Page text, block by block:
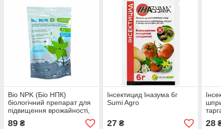
Bio NPK (Біо НПК)
біологічний препарат для
підвищення врожайності,
1 Л ENZIM AGRO
89 ₴
Інсектицид Іназума 6г
Sumi Agro
27₴ 28